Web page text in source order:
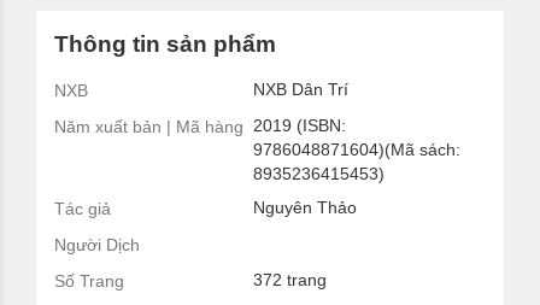
Thông tin sản phẩm
NXB
NXB Dân Trí
Năm xuất bản | Mã hàng 2019 (ISBN:
9786048871604)(Mã sách:
8935236415453)
Tác giả
Nguyên Thảo
Người Dịch
Số Trang
372 trang